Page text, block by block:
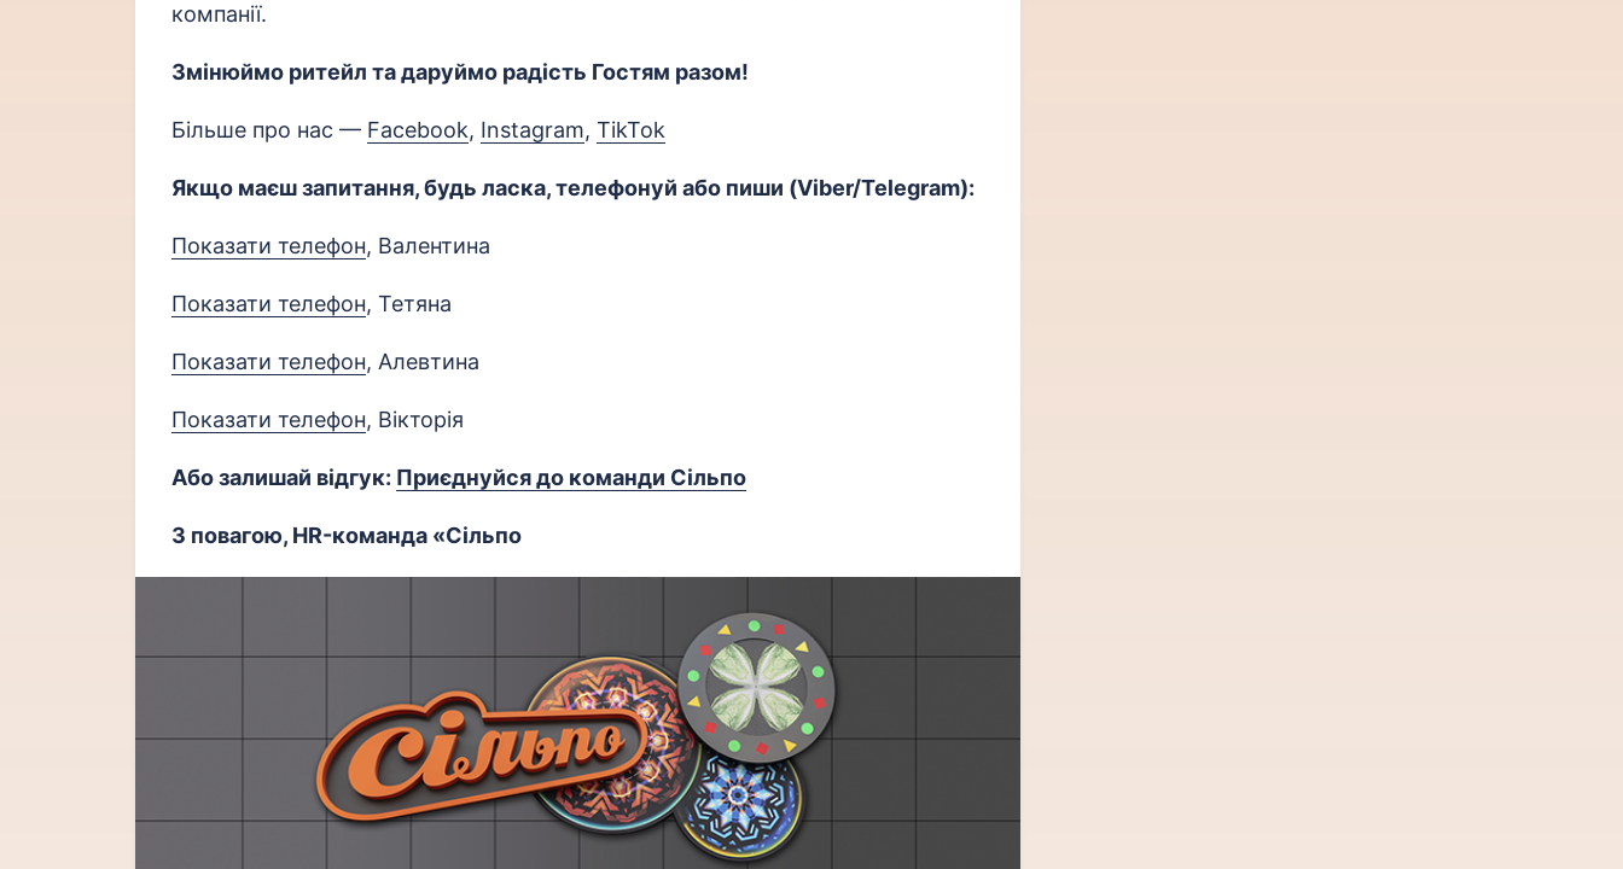
компанії.
Змінюймо ритейл та даруймо радість Гостям разом!
Більше про наc — Facebook, Instagram, TikTok
Якщо маєш запитання, будь ласка, телефонуй або пиши (Viber/Telegram):
Показати телефон, Валентина
Показати телефон, Тетяна
Показати телефон, Алевтина
Показати телефон, Вікторія
Або залишай відгук: Приєднуйся до команди Сільпо
З повагою, HR-команда «Сільпо